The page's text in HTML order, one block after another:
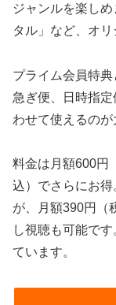
ジャンルを楽し
タル」など、オ
プライム会員特
急ぎ便、日時指
わせて使えるのが
料金は月額600円
込）でさらにお
が、月額390円（
し視聴も可能です
ています。